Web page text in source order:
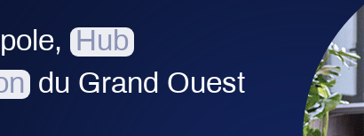
Hub
du Grand Ouest